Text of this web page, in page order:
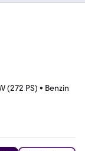
(272 PS) • Benzin